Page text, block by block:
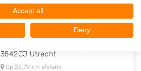
Autosloperij CarAtlas
3542CJ Utrecht
Op 22,79 km afstand
Accept all
Deny